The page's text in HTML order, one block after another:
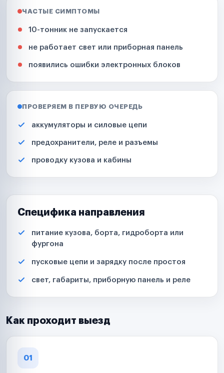
ЧАСТЫЕ СИМПТОМЫ
10-тонник не запускается
не работает свет или приборная панель
появились ошибки электронных блоков
ПРОВЕРЯЕМ В ПЕРВУЮ ОЧЕРЕДЬ
аккумуляторы и силовые цепи
предохранители, реле и разъемы
проводку кузова и кабины
Специфика направления
питание кузова, борта, гидроборта или
фургона
пусковые цепи и зарядку после простоя
свет, габариты, приборную панель и реле
Как проходит выезд
01